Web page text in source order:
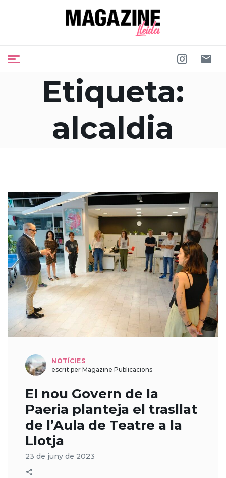
Etiqueta:
alcaldia
NOTÍCIES
escrit per Magazine Publicacions
El nou Govern de la
Paeria planteja el trasllat
de l’Aula de Teatre a la
Llotja
23 de juny de 2023